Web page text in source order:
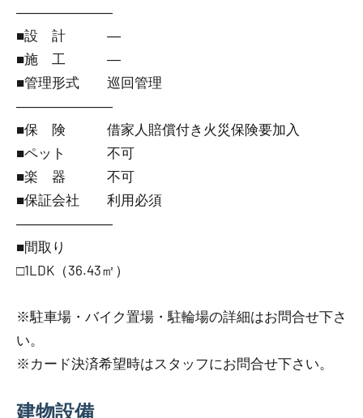
―――――――
■設 計 ―
■施 工 ―
■管理形式 巡回管理
―――――――
■保 険 借家人賠償付き火災保険要加入
■ペット 不可
■楽 器 不可
■保証会社 利用必須
―――――――
■間取り
□1LDK（36.43㎡）
※駐車場・バイク置場・駐輪場の詳細はお問合せ下さ
い。
※カード決済希望時はスタッフにお問合せ下さい。
建物設備